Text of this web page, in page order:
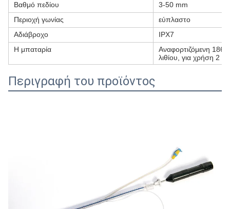
Βαθμό πεδίου
3-50 mm
Περιοχή γωνίας
εύπλαστο
Αδιάβροχο
IPX7
Η μπαταρία
Αναφορτιζόμενη
λιθίου, για χρήση 2
Περιγραφή του προϊόντος